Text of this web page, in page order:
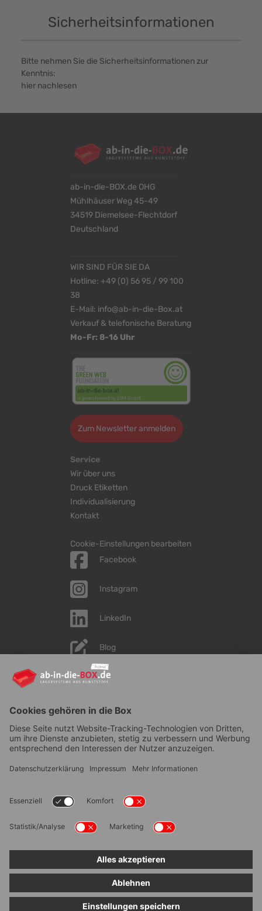
Sicherheitsinformationen
Bitte nehmen Sie die Sicherheitsinformationen zur
Kenntnis:
hier nachlesen
ab-in-die-BOX.de OHG
Mühlhäuser Weg 45-49
34519 Diemelsee-Flechtdorf
Deutschland
WIR SIND FÜR SIE DA
Hotline: +49 (0) 56 95 / 99 100
38
E-Mail: info@ab-in-die-Box.at
Verkauf & telefonische Beratung
Mo-Fr: 8-16 Uhr
Zum Newsletter anmelden
Service
Wir über uns
Druck Etiketten
Individualisierung
Kontakt
Cookie-Einstellungen bearbeiten
Facebook
Instagram
LinkedIn
Blog
YouTube
Bestellvorgang|Impressum|Information zur
Barrierefreiheit
© ab-in-die-BOX 2026